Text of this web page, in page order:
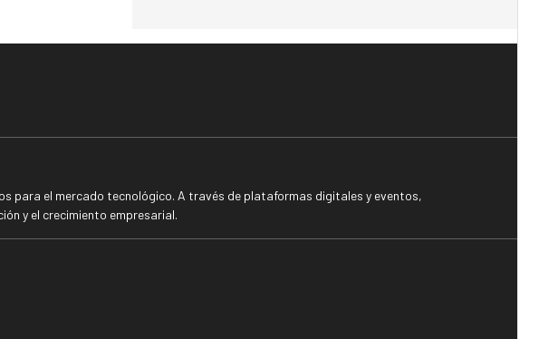
para el mercado tecnológico. A través de plataformas digitales y eventos,
y el crecimiento empresarial.